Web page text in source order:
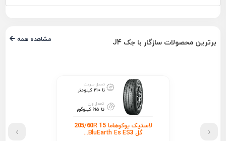
برترین محصولات سازگار با جک J4 مشاهده همه
تحمل سرعت
تا 210 کیلومتر
تحمل وزن
تا 615 کیلوگرم
لاستیک یوکوهاما 205/60R 15
گل BluEarth Es ES3... ‹
›